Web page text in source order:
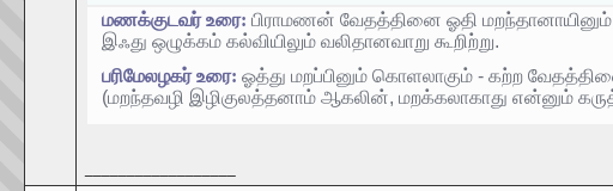
மணக்குடவர் உரை: பிராமணன் வேதத்தினை ஓதி
இஃது ஒழுக்கம் கல்வியிலும் வலிதானவாறு கூறிற்று.
பரிமேலழகர் உரை: ஓத்து மறப்பினும் கொளலாகும் - கற்ற
(மறந்தவழி இழிகுலத்தனாம் ஆகலின், மறக்கலாகாது என்னும்